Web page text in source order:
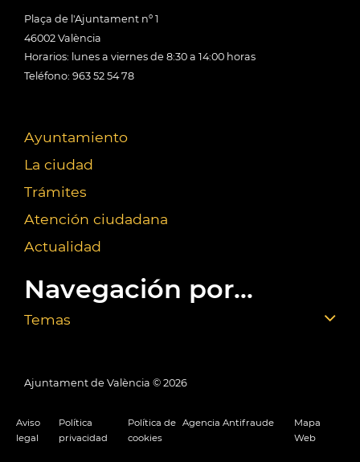
Plaça de l'Ajuntament nº 1
46002 València
Horarios: lunes a viernes de 8:30 a 14:00 horas
Teléfono: 963 52 54 78
Ayuntamiento
La ciudad
Trámites
Atención ciudadana
Actualidad
Navegación por...
Temas
Ajuntament de València © 2026
Aviso
legal
Política
privacidad
Política de
cookies
Agencia Antifraude
Mapa
Web